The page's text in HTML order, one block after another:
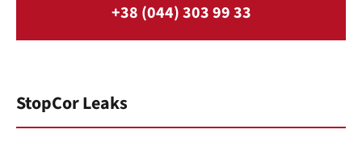
+38 (044) 303 99 33
StopCor Leaks